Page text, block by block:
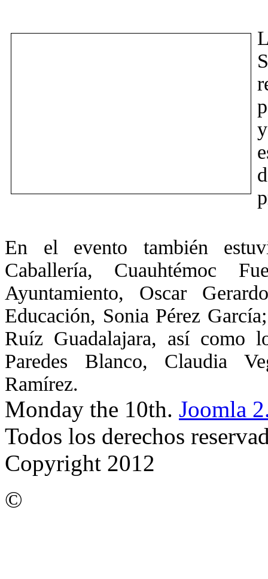
En el evento también
Caballería, Cuauhtémoc
Ayuntamiento, Oscar
Educación, Sonia Pérez
Ruíz Guadalajara, así como
Paredes Blanco, Claudia
Ramírez.
Monday the 10th. Joomla
Todos los derechos
Copyright 2012
©